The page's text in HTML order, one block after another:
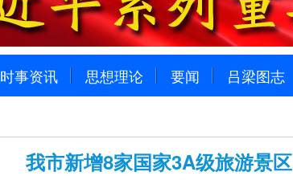
时事资讯 思想理论 要闻 吕梁图志
我市新增8家国家3A级旅游景区